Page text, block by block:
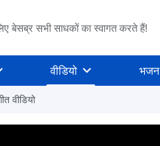
बेसब्र सभी साधकों का स्वागत करते हैं!
वीडियो भजन
वीडियो